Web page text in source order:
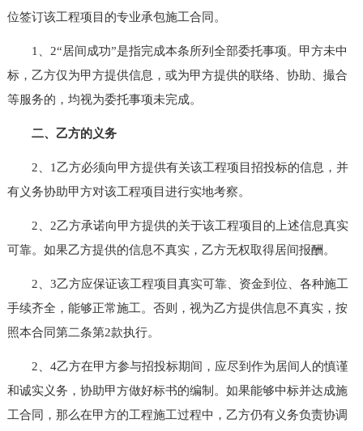
位签订该工程项目的专业承包施工合同。
1、2“居间成功”是指完成本条所列全部委托事项。甲方未中
标，乙方仅为甲方提供信息，或为甲方提供的联络、协助、撮合
等服务的，均视为委托事项未完成。
二、乙方的义务
2、1乙方必须向甲方提供有关该工程项目招投标的信息，并
有义务协助甲方对该工程项目进行实地考察。
2、2乙方承诺向甲方提供的关于该工程项目的上述信息真实
可靠。如果乙方提供的信息不真实，乙方无权取得居间报酬。
2、3乙方应保证该工程项目真实可靠、资金到位、各种施工
手续齐全，能够正常施工。否则，视为乙方提供信息不真实，按
照本合同第二条第2款执行。
2、4乙方在甲方参与招投标期间，应尽到作为居间人的慎谨
和诚实义务，协助甲方做好标书的编制。如果能够中标并达成施
工合同，那么在甲方的工程施工过程中，乙方仍有义务负责协调